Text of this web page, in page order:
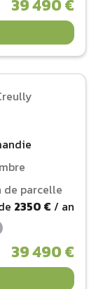
39 490 €
de parcelle
2350 € / an
39 490 €